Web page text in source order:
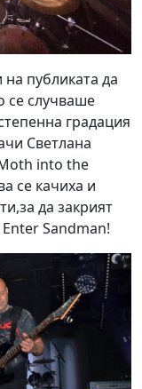
публиката да
се случваше
градация
Светлана
into the
се качиха и
да закрият
Sandman!